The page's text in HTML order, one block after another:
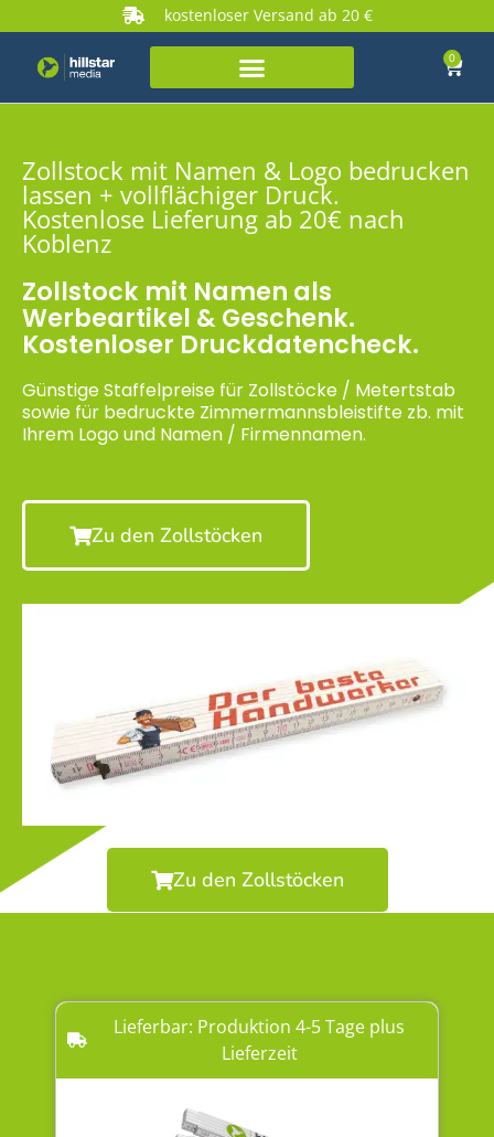
kostenloser Versand ab 20 €
0
Zollstock mit Namen & Logo bedrucken
lassen + vollflächiger Druck.
Kostenlose Lieferung ab 20€ nach
Koblenz
Zollstock mit Namen als
Werbeartikel & Geschenk.
Kostenloser Druckdatencheck.
Günstige Staffelpreise für Zollstöcke / Metertstab
sowie für bedruckte Zimmermannsbleistifte zb. mit
Ihrem Logo und Namen / Firmennamen.
Zu den Zollstöcken
Zu den Zollstöcken
Lieferbar: Produktion 4-5 Tage plus
Lieferzeit